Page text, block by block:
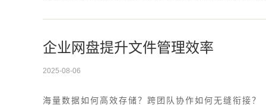
企业网盘提升文件管理效率
2025-08-06
海量数据如何高效存储？跨团队协作如何无缝衔接？